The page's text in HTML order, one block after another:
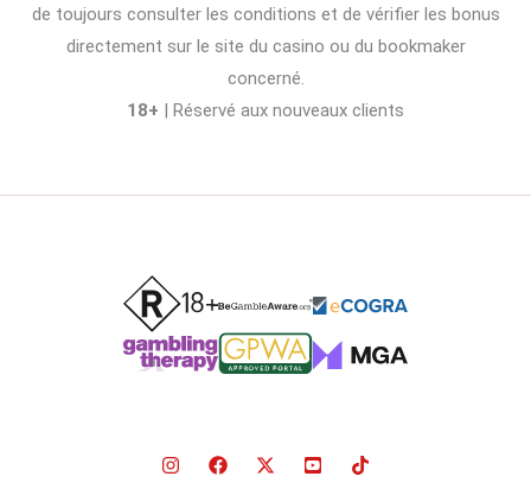
de toujours consulter les conditions et de vérifier les bonus
directement sur le site du casino ou du bookmaker
concerné.
18+ | Réservé aux nouveaux clients